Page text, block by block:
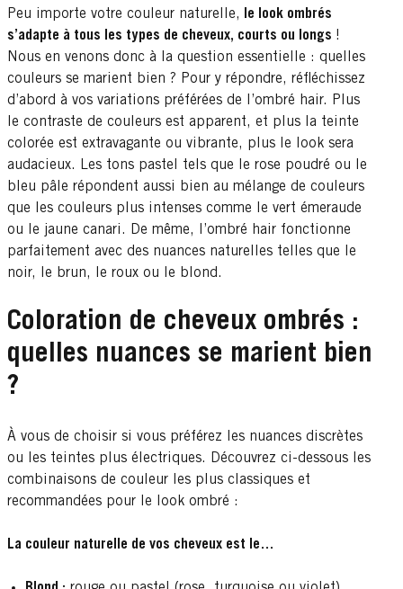
Peu importe votre couleur naturelle,
le look ombrés
s’adapte à tous les types de cheveux, courts ou longs !
Nous en venons donc à la question essentielle : quelles
couleurs se marient bien ? Pour y répondre, réfléchissez
d’abord à vos variations préférées de l’ombré hair. Plus
le contraste de couleurs est apparent, et plus la teinte
colorée est extravagante ou vibrante, plus le look sera
audacieux. Les tons pastel tels que le rose poudré ou le
bleu pâle répondent aussi bien au mélange de couleurs
que les couleurs plus intenses comme le vert émeraude
ou le jaune canari. De même, l’ombré hair fonctionne
parfaitement avec des nuances naturelles telles que le
noir, le brun, le roux ou le blond.
Coloration de cheveux ombrés :
quelles nuances se marient bien
?
À vous de choisir si vous préférez les nuances discrètes
ou les teintes plus électriques. Découvrez ci-dessous les
combinaisons de couleur les plus classiques et
recommandées pour le look ombré :
La couleur naturelle de vos cheveux est le…